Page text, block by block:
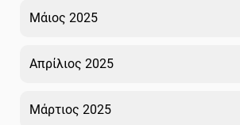
Μάιος 2025
Απρίλιος 2025
Μάρτιος 2025